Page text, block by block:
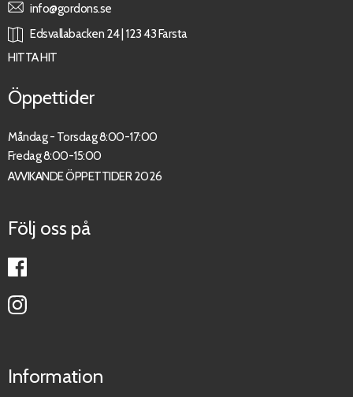
info@gordons.se
Edsvallabacken 24 | 123 43 Farsta
HITTA HIT
Öppettider
Måndag - Torsdag 8:00-17:00
Fredag 8:00-15:00
AVVIKANDE ÖPPETTIDER 2026
Följ oss på
Information